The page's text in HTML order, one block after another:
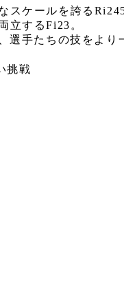
スケールを誇るRi245
立するFi23。
選手たちの技をより
挑戦